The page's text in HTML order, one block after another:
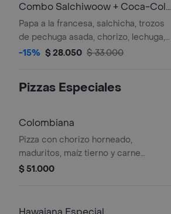
Combo Salchiwoow + Coca-Cola
Sin Azúcar 350 ml
Papa a la francesa, salchicha, trozos
de pechuga asada, chorizo, lechuga,
queso mozzarella, maíz tierno, papa
-15% $ 28.050 $ 33.000
Pizzas Especiales
Colombiana
Pizza con chorizo horneado,
maduritos, maíz tierno y carne
desmechada, bañada en salsa teriyaki.
$ 51.000